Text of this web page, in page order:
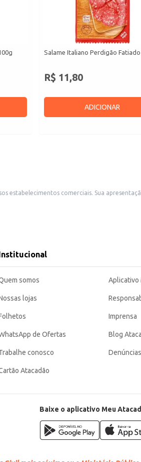
Salame Italiano Perdigão
R$ 11,80
ADICIONAR
no atendimento a diferentes demandas, seja para revenda em
qualidade para revenda ou uso em
somos
lojas
de Ofertas
conosco
Atacadão
Aplicativo
Imprensa
Blog
Denúncias
Baixe o aplicativo Meu